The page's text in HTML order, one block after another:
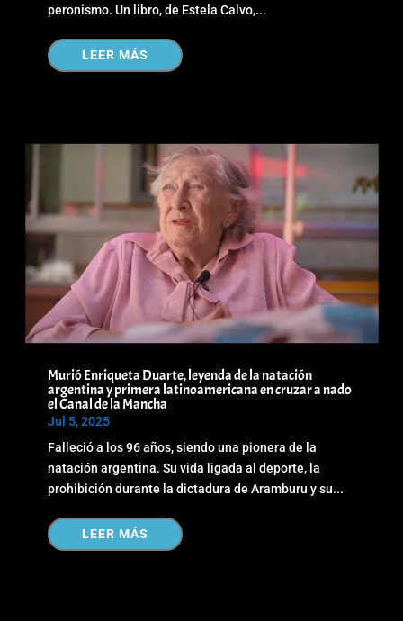
peronismo. Un libro, de Estela Calvo,...
LEER MÁS
Murió Enriqueta Duarte, leyenda de la natación
argentina y primera latinoamericana en cruzar a nado
el Canal de la Mancha
Jul 5, 2025
Falleció a los 96 años, siendo una pionera de la
natación argentina. Su vida ligada al deporte, la
prohibición durante la dictadura de Aramburu y su...
LEER MÁS